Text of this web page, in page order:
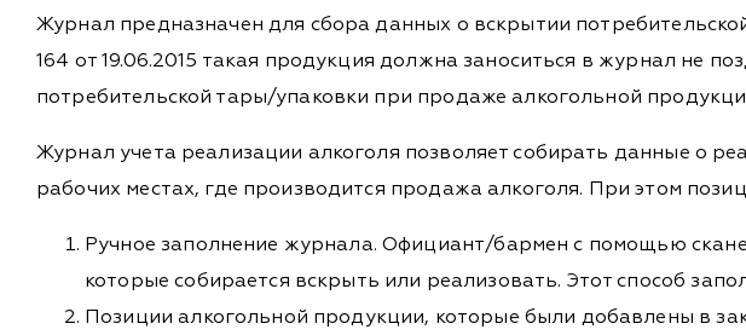
Журнал предназначен для сбора данных о вскрытии
164 от 19.06.2015 такая продукция должна заноситься в журнал не
потребительской тары/упаковки при продаже алкогольной
Журнал учета реализации алкоголя позволяет собирать данные о
рабочих местах, где производится продажа алкоголя. При этом
Ручное заполнение журнала. Официант/бармен с помощью
которые собирается вскрыть или реализовать. Этот способ
Позиции алкогольной продукции, которые были добавлены в